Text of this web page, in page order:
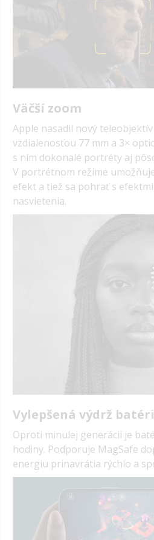
Väčší zoom
Apple nasadil nový
vzdialenosťou 77 mm a 3×
s ním dokonalé portréty aj
V portrétnom režime
efekt a tiež sa pohrať s
nasvietenia.
Vylepšená výdrž
Oproti minulej generácii je
hodiny. Podporuje MagSafe
energiu prinavrátia rýchlo a